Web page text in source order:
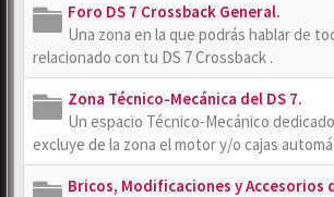
Foro DS 7 Crossback General.
Una zona en la que podrás hablar de
relacionado con tu DS 7 Crossback .
Zona Técnico-Mecánica del DS 7.
Un espacio Técnico-Mecánico dedicado
excluye de la zona el motor y/o cajas
Bricos, Modificaciones y Accesorios